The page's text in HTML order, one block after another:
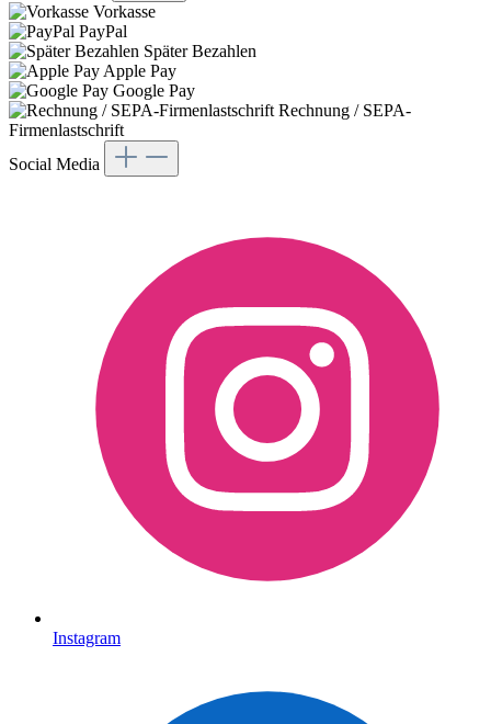
Vorkasse
PayPal
Später Bezahlen
Apple Pay
Google Pay
Rechnung / SEPA-
Firmenlastschrift
Social Media
Instagram